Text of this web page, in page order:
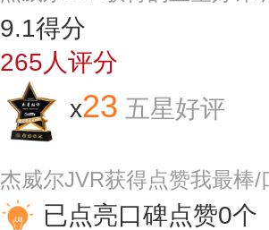
9.1得分
265人评分
x23 五星好评
杰威尔JVR获得点赞我最棒/
已点亮口碑点赞0个